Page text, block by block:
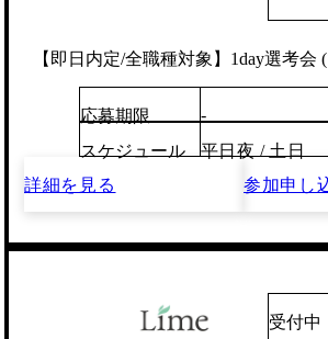
【即日内定/全職種対象】1day選考会
応募期限
-
スケジュール
平日夜 / 土日
詳細を見る
参加申し
受付中